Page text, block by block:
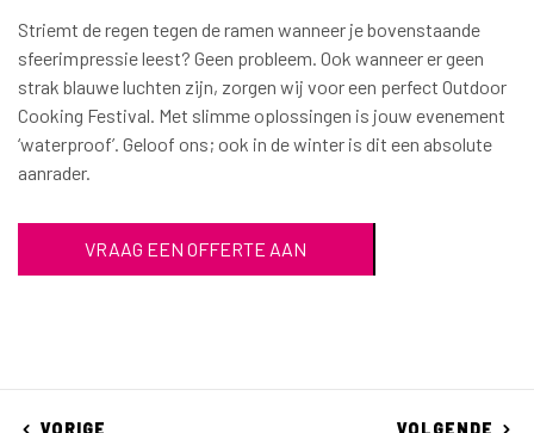
Striemt de regen tegen de ramen wanneer je bovenstaande
sfeerimpressie leest? Geen probleem. Ook wanneer er geen
strak blauwe luchten zijn, zorgen wij voor een perfect Outdoor
Cooking Festival. Met slimme oplossingen is jouw evenement
‘waterproof’. Geloof ons; ook in de winter is dit een absolute
aanrader.
VRAAG EEN OFFERTE AAN